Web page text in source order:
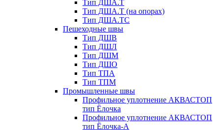
Тип ДША.Т
Тип ДША.Т (на опорах)
Тип ДША.ТС
Пешеходные швы
Тип ДШВ
Тип ДШЛ
Тип ДШМ
Тип ДШО
Тип ТПА
Тип ТПМ
Промышленные швы
Профильное уплотнение АКВАСТОП
тип Ёлочка
Профильное уплотнение АКВАСТОП
тип Ёлочка-А